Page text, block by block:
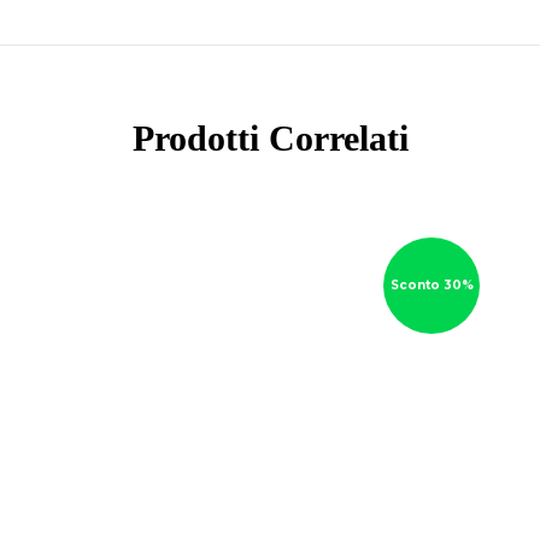
Prodotti Correlati
Sconto 30%